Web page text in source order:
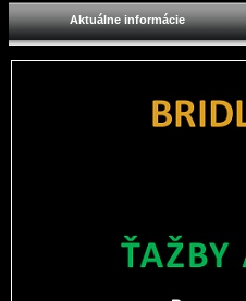
Aktuálne informácie